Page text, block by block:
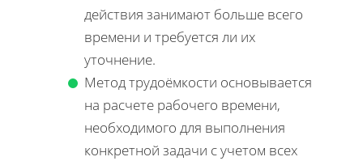
действия занимают больше всего
времени и требуется ли их
уточнение.
Метод трудоёмкости основывается
на расчете рабочего времени,
необходимого для выполнения
конкретной задачи с учетом всех